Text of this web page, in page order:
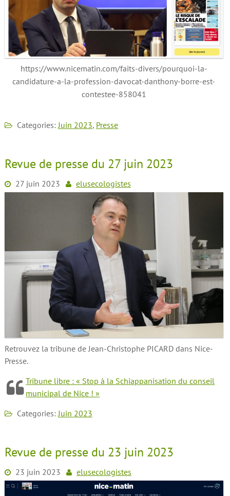
https://www.nicematin.com/faits-divers/pourquoi-la-
candidature-a-la-profession-davocat-danthony-borre-est-
contestee-858041
Categories: Juin 2023, Presse
Revue de presse du 27 juin 2023
27 juin 2023 elusecologistes
Retrouvez la tribune de Jean-Christophe PICARD dans Nice-
Presse.
Tribune libre : « Stop à la Schiappanisation du conseil
municipal de Nice ! »
Categories: Juin 2023
Revue de presse du 23 juin 2023
23 juin 2023 elusecologistes